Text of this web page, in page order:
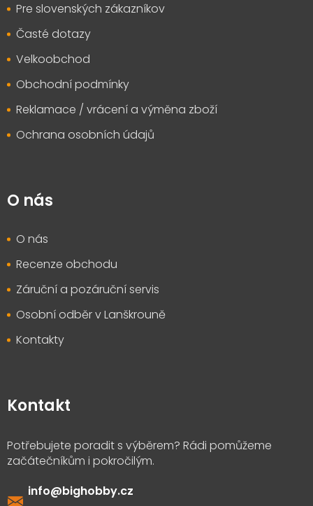
Pre slovenských zákazníkov
Časté dotazy
Velkoobchod
Obchodní podmínky
Reklamace / vrácení a výměna zboží
Ochrana osobních údajů
O nás
O nás
Recenze obchodu
Záruční a pozáruční servis
Osobní odběr v Lanškrouně
Kontakty
Kontakt
info@bighobby.cz